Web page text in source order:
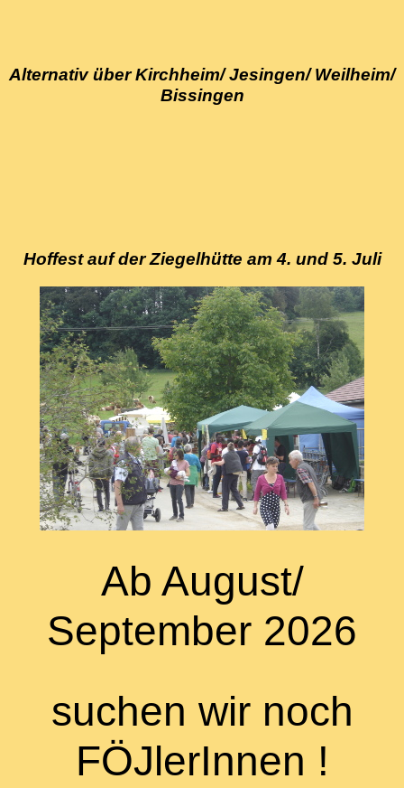
Alternativ über Kirchheim/ Jesingen/ Weilheim/
Bissingen
Hoffest auf der Ziegelhütte am 4. und 5. Juli
Ab August/
September 2026
suchen wir noch
FÖJlerInnen !